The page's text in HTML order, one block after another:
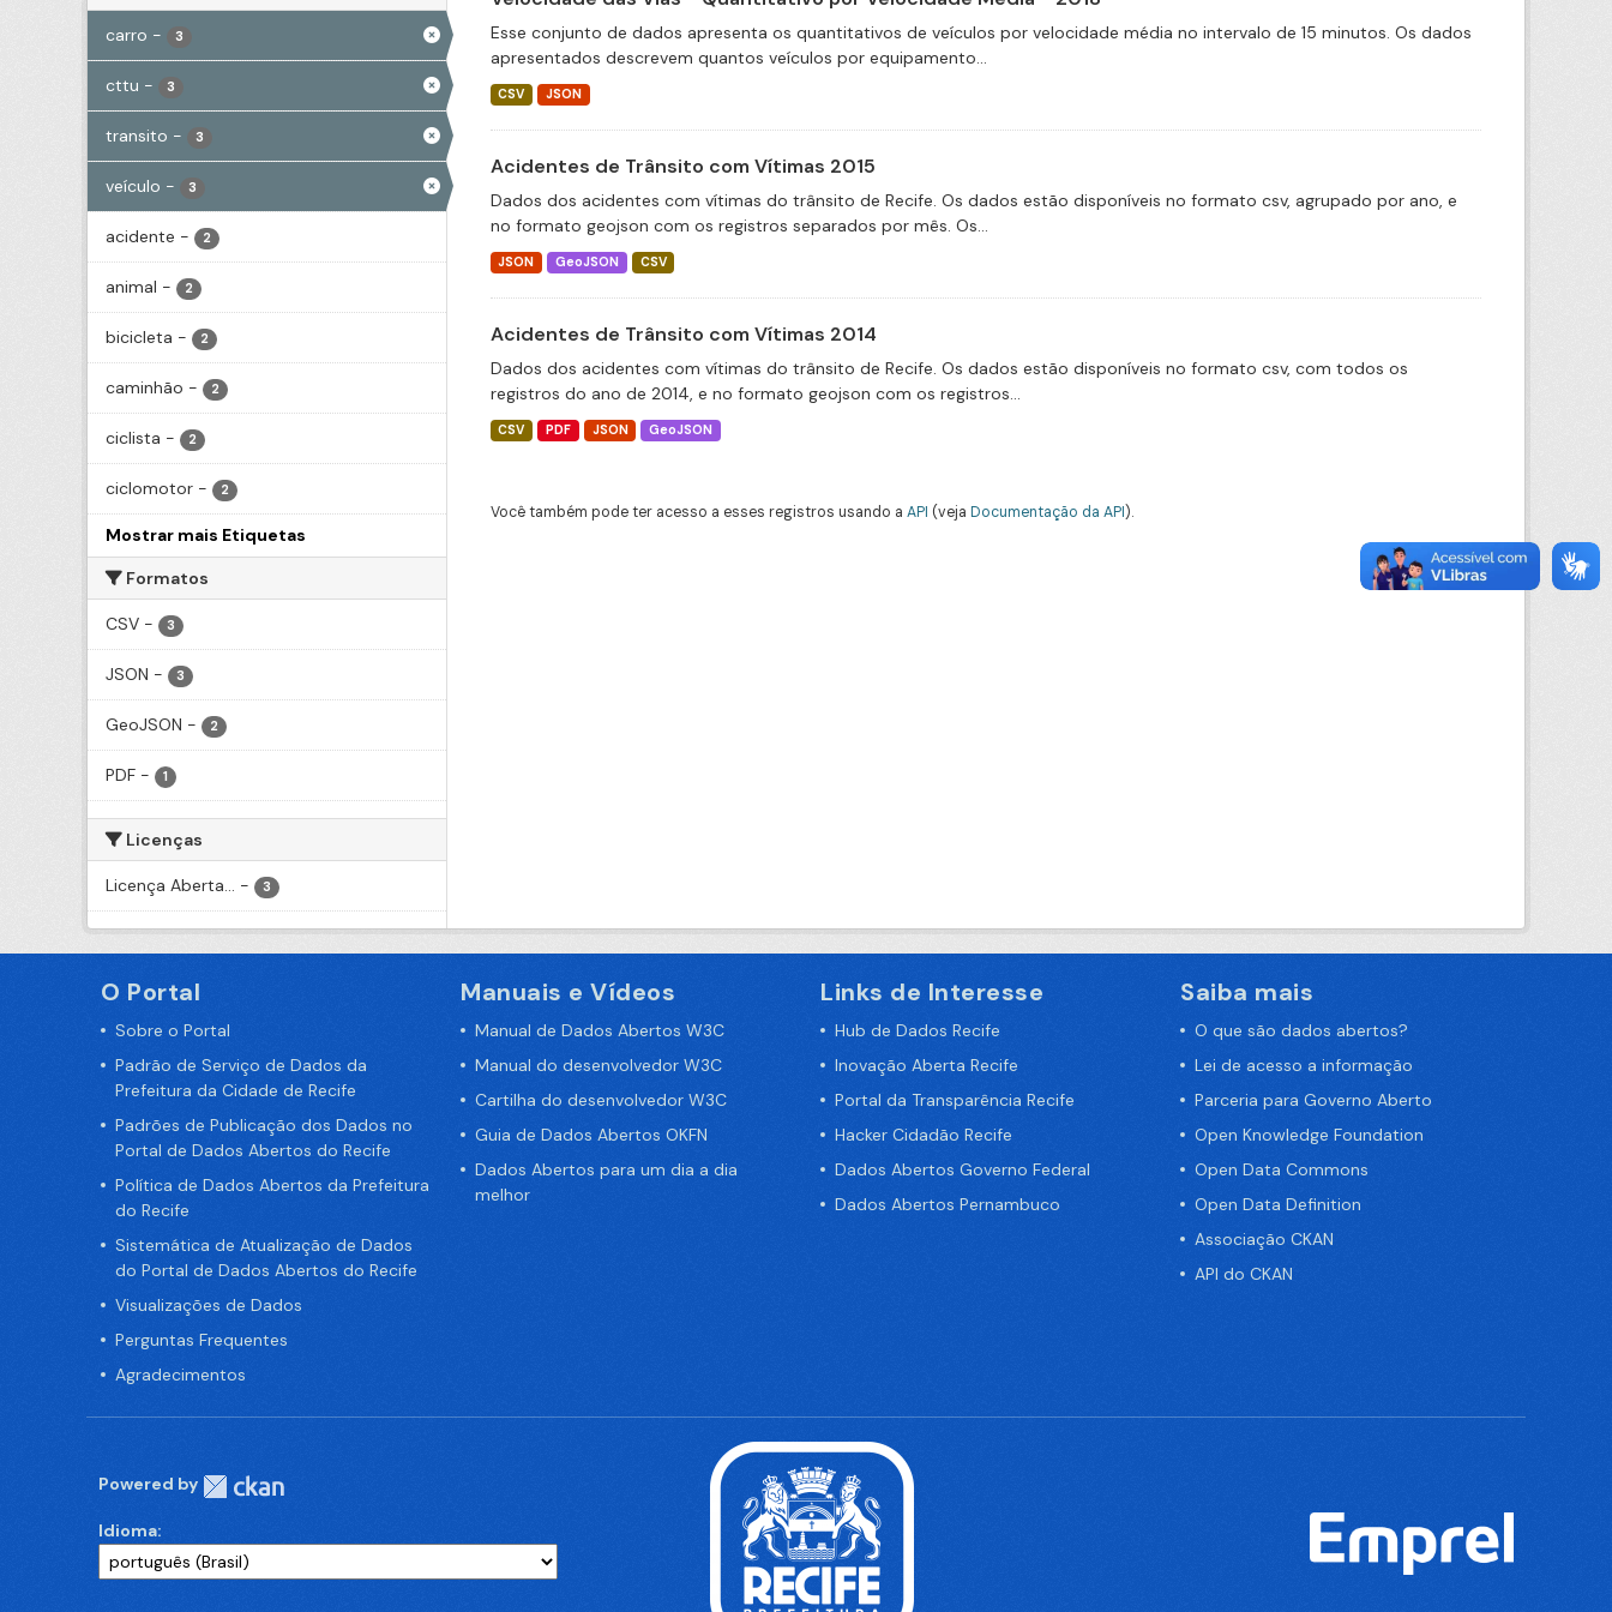
carro - 3
cttu - 3
transito - 3
veículo - 3
acidente - 2
animal - 2
bicicleta - 2
caminhão - 2
ciclista - 2
ciclomotor - 2
Mostrar mais Etiquetas
Formatos
CSV - 3
JSON - 3
GeoJSON - 2
PDF - 1
Licenças
Licença Aberta... - 3
Esse conjunto de dados apresenta os quantitativos de veículos por velocidade média no intervalo de 15 minutos. Os dados
apresentados descrevem quantos veículos por equipamento...
CSV JSON
Acidentes de Trânsito com Vítimas 2015
Dados dos acidentes com vítimas do trânsito de Recife. Os dados estão disponíveis no formato csv, agrupado por ano, e
no formato geojson com os registros separados por mês. Os...
JSON GeoJSON CSV
Acidentes de Trânsito com Vítimas 2014
Dados dos acidentes com vítimas do trânsito de Recife. Os dados estão disponíveis no formato csv, com todos os
registros do ano de 2014, e no formato geojson com os registros...
CSV PDF JSON GeoJSON
Você também pode ter acesso a esses registros usando a API (veja Documentação da API).
O Portal
Sobre o Portal
Padrão de Serviço de Dados da
Prefeitura da Cidade de Recife
Padrões de Publicação dos Dados no
Portal de Dados Abertos do Recife
Política de Dados Abertos da Prefeitura
do Recife
Sistemática de Atualização de Dados
do Portal de Dados Abertos do Recife
Visualizações de Dados
Perguntas Frequentes
Agradecimentos
Manuais e Vídeos
Manual de Dados Abertos W3C
Manual do desenvolvedor W3C
Cartilha do desenvolvedor W3C
Guia de Dados Abertos OKFN
Dados Abertos para um dia a dia
melhor
Links de Interesse
Hub de Dados Recife
Inovação Aberta Recife
Portal da Transparência Recife
Hacker Cidadão Recife
Dados Abertos Governo Federal
Dados Abertos Pernambuco
Saiba mais
O que são dados abertos?
Lei de acesso a informação
Parceria para Governo Aberto
Open Knowledge Foundation
Open Data Commons
Open Data Definition
Associação CKAN
API do CKAN
Powered by
Idioma